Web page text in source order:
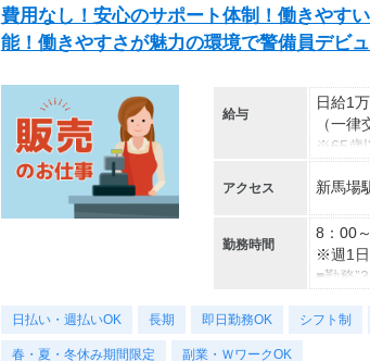
費用なし！安心のサポート体制！働きやす
能！働きやすさが魅力の環境で警備員デビ
給与
日給1
（一律
※65歳
---
■交通
日給1
（一律
※70歳
アクセス 新馬場
勤務時間
8：00
※週1日
■勤務
～勤務
日払い・週払いOK 長期 即日勤務OK シフト制
春・夏・冬休み期間限定 副業・ＷワークOK